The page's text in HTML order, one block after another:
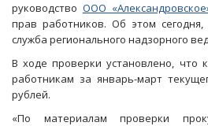
руководство ООО
прав работников. Об этом
служба регионального надзорного
В ходе проверки установлено, что
работникам за январь-март
рублей.
«По материалам проверки